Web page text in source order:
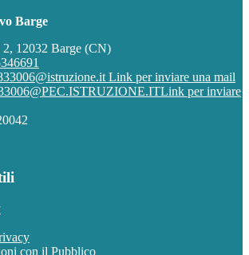
Barge
12032 Barge (CN)
Link per inviare una mail
Link per inviare
con il Pubblico